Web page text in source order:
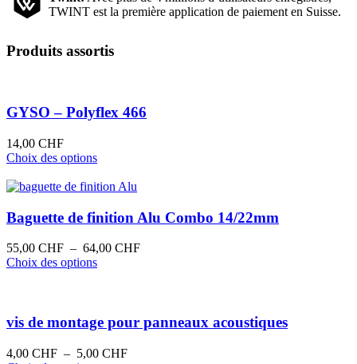
TWINT est la première application de paiement en Suisse.
Produits assortis
GYSO – Polyflex 466
14,00 CHF
Choix des optionsCe
a
variations.
Les
options
peuvent
être
page
produit
Baguette de finition Alu Combo 14/22mm
55,00 CHF – 64,00 CHFPlage
64,00 CHF
Choix des optionsCe
variations.
Les
options
vis de montage pour panneaux acoustiques
4,00 CHF – 5,00 CHFPlage